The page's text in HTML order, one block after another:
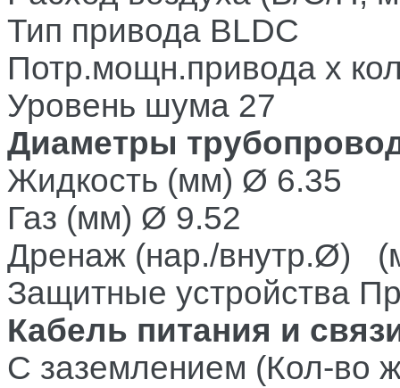
Тип привода BLDC
Потр.мощн.привода х
Уровень шума 27
Диаметры
Жидкость (мм) Ø 6.35
Газ (мм) Ø 9.52
Дренаж (нар./внутр.Ø)
Защитные устройства
Кабель питания и
С заземлением (Кол-во